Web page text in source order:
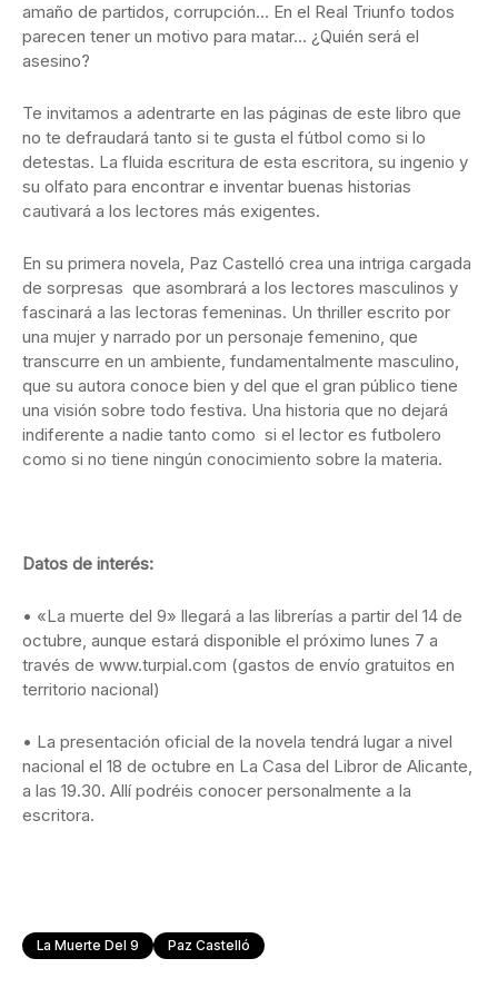
amaño de partidos, corrupción… En el Real Triunfo todos
parecen tener un motivo para matar… ¿Quién será el
asesino?
Te invitamos a adentrarte en las páginas de este libro que
no te defraudará tanto si te gusta el fútbol como si lo
detestas. La fluida escritura de esta escritora, su ingenio y
su olfato para encontrar e inventar buenas historias
cautivará a los lectores más exigentes.
En su primera novela, Paz Castelló crea una intriga cargada
de sorpresas que asombrará a los lectores masculinos y
fascinará a las lectoras femeninas. Un thriller escrito por
una mujer y narrado por un personaje femenino, que
transcurre en un ambiente, fundamentalmente masculino,
que su autora conoce bien y del que el gran público tiene
una visión sobre todo festiva. Una historia que no dejará
indiferente a nadie tanto como si el lector es futbolero
como si no tiene ningún conocimiento sobre la materia.
Datos de interés:
• «La muerte del 9» llegará a las librerías a partir del 14 de
octubre, aunque estará disponible el próximo lunes 7 a
través de www.turpial.com (gastos de envío gratuitos en
territorio nacional)
• La presentación oficial de la novela tendrá lugar a nivel
nacional el 18 de octubre en La Casa del Libror de Alicante,
a las 19.30. Allí podréis conocer personalmente a la
escritora.
La Muerte Del 9 Paz Castelló